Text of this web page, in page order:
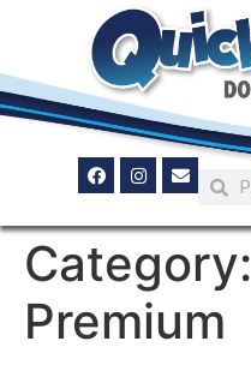
Category:
Premium